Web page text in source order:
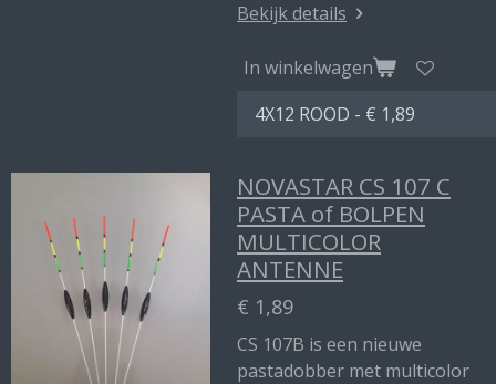
Bekijk details
In winkelwagen
NOVASTAR CS 107 C
PASTA of BOLPEN
MULTICOLOR
ANTENNE
€ 1,89
CS 107B is een nieuwe
pastadobber met multicolor